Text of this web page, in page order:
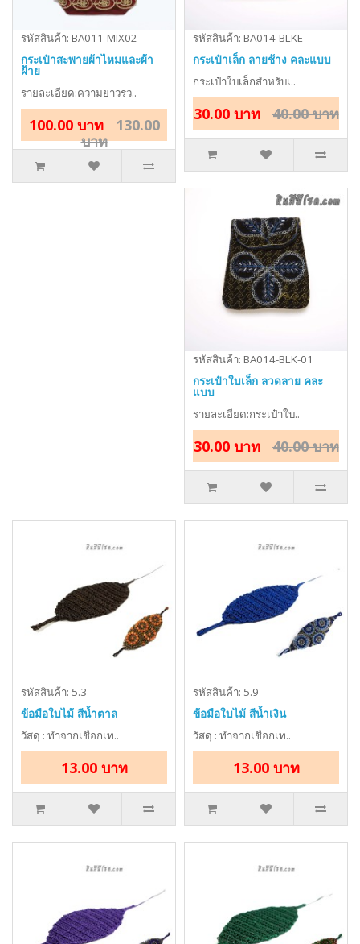
รหัสสินค้า: BA011-MIX02
กระเป๋าสะพายผ้าไหมและผ้า
ฝ้าย
รายละเอียด:ความยาวรว..
100.00 บาท
130.00
บาท
รหัสสินค้า: BA014-BLKE
กระเป๋าเล็ก ลายช้าง คละแบบ
กระเป๋าใบเล็กสำหรับเ..
30.00 บาท 40.00 บาท
รหัสสินค้า: BA014-BLK-01
กระเป๋าใบเล็ก ลวดลาย คละ
แบบ
รายละเอียด:กระเป๋าใบ..
30.00 บาท 40.00 บาท
รหัสสินค้า: 5.3
ข้อมือใบไม้ สีน้ำตาล
วัสดุ : ทำจากเชือกเท..
13.00 บาท
รหัสสินค้า: 5.9
ข้อมือใบไม้ สีน้ำเงิน
วัสดุ : ทำจากเชือกเท..
13.00 บาท